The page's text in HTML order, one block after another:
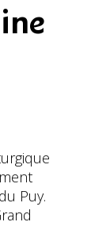
Puy.